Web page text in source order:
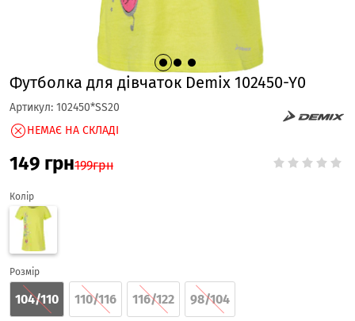
Футболка для дівчаток Demix 102450-Y0
Артикул: 102450*SS20
НЕМАЄ НА СКЛАДІ
149 грн199грн
Колір
Розмір
104/110 110/116 116/122 98/104